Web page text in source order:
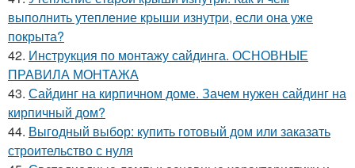
выполнить утепление крыши изнутри, если она уже
покрыта?
42. Инструкция по монтажу сайдинга. ОСНОВНЫЕ
ПРАВИЛА МОНТАЖА
43. Сайдинг на кирпичном доме. Зачем нужен сайдинг на
кирпичный дом?
44. Выгодный выбор: купить готовый дом или заказать
строительство с нуля